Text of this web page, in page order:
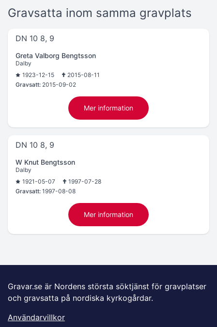
Gravsatta inom samma gravplats
DN 10 8, 9
Greta Valborg Bengtsson
Dalby
1923-12-15
2015-08-11
Gravsatt: 2015-09-02
Mer information
DN 10 8, 9
W Knut Bengtsson
Dalby
1921-05-07
1997-07-28
Gravsatt: 1997-08-08
Mer information
Gravar.se är Nordens största söktjänst för gravplatser
och gravsatta på nordiska kyrkogårdar.
Användarvillkor